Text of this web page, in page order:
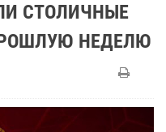
СТОЛИЧНЫЕ
НЕДЕЛЮ